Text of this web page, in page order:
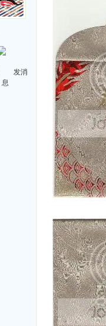
发消
息